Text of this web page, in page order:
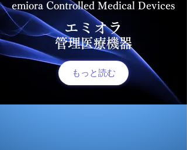
emiora Controlled Medical Devices
エミオラ
管理医療機器
もっと読む